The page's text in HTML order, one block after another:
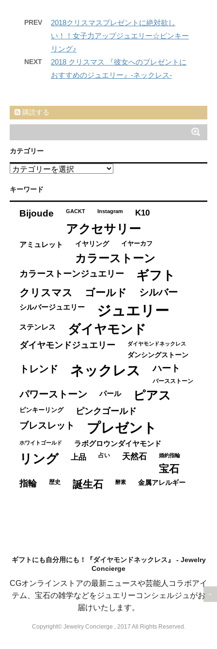
PREV
2018クリスマスプレゼントに絶対欲し
い！！女子力アップジュエリー☆ピンキー
リング♪
NEXT
2018 クリスマス 『彼女へのプレゼントに
おすすめのジュエリー』-ネックレス-
購読する
カテゴリー
カ
ゴ
キーワード
Bijoude GACKT Instagram K10
アクセサリー
アミュレット イヤリング イヤーカフ
カラーストーン
カラーストーンジュエリー ギフト
クリスマス ゴールド シルバー
シルバージュエリー ジュエリー
ステンレス ダイヤモンド
ダイヤモンドジュエリー ダイヤモンドネックレス
ダンシングストーン
トレンド ネックレス ハート
バースストーン
パワーストーン パール ピアス
ピンキーリング ピンクゴールド
ブレスレット プレゼント
ホワイトゴールド ラボグロウンダイヤモンド
リング 上品 占い 天然石 婚約指輪
宝石
指輪 歴史 誕生石 酵素 金属アレルギー
ギフトにも自分用にも！『ダイヤモンドネックレス』 - Jewelry
Concierge
CGオンラインストアの最新ニュースや芸能人コラボアイ
テム、宝石の雑学などをジュエリーコンシェルジュがお
届けいたします。
Copyright© Jewelry Concierge , 2017 All Rights Reserved.